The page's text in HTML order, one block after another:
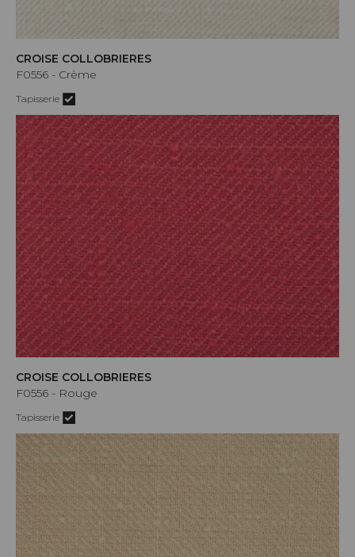
CROISE COLLOBRIERES
F0556 - Crème
Tapisserie
CROISE COLLOBRIERES
F0556 - Rouge
Tapisserie